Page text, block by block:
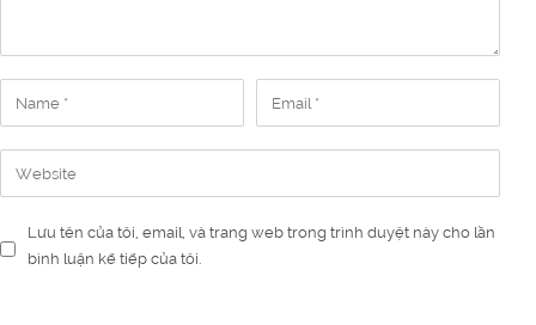
Lưu tên của tôi, email, và trang web trong trình duyệt này cho lần
bình luận kế tiếp của tôi.